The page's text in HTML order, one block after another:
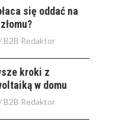
się oddać na
B2B Redaktor
kroki z
w domu
B2B Redaktor